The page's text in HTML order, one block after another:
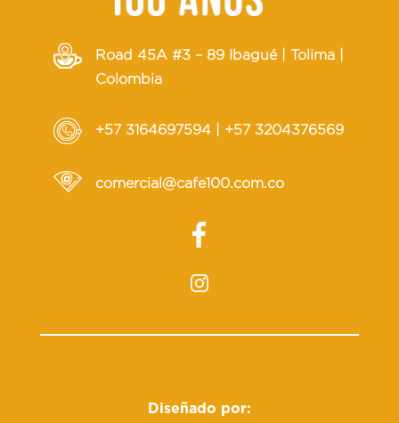
Road 45A #3 – 89 Ibagué | Tolima |
Colombia
+57 3164697594| +57 3204376569
comercial@cafe100.com.co
Diseñado por: